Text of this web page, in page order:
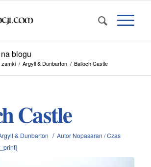
blogu
zamki / Argyll & Dunbarton / Balloch Castle
Castle
& Dunbarton / Autor Nopasaran /Czas